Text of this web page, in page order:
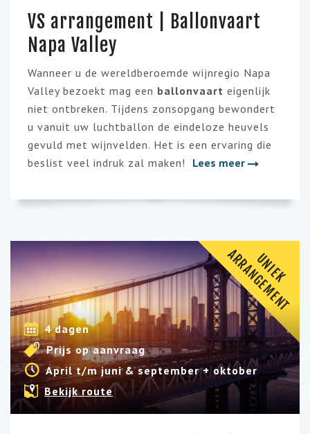
VS arrangement | Ballonvaart
Napa Valley
Wanneer u de wereldberoemde wijnregio Napa
Valley bezoekt mag een ballonvaart eigenlijk
niet ontbreken. Tijdens zonsopgang bewondert
u vanuit uw luchtballon de eindeloze heuvels
gevuld met wijnvelden. Het is een ervaring die
beslist veel indruk zal maken!
Lees meer
U
N
I
E
K
A
R
R
A
N
G
E
M
E
N
T
4 dagen
Prijs op aanvraag
April t/m juni & september + oktober
Bekijk route